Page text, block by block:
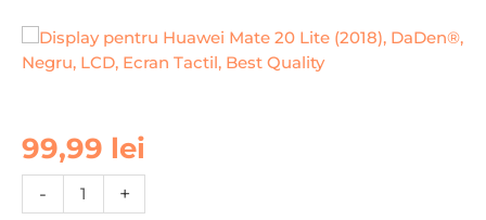
99,99 lei
-
Cantitate
Display
Huawei
+